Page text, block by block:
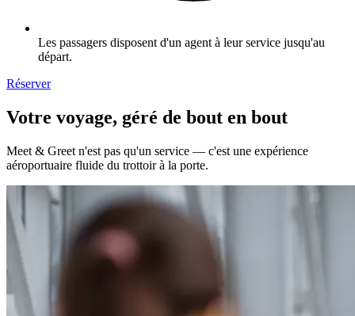
Les passagers disposent d'un agent à leur service jusqu'au
départ.
Réserver
Votre voyage, géré de bout en bout
Meet & Greet n'est pas qu'un service — c'est une expérience
aéroportuaire fluide du trottoir à la porte.